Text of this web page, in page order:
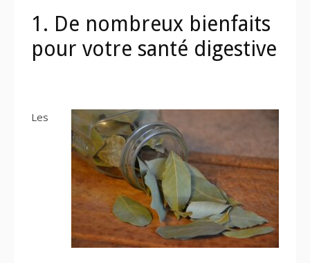
1. De nombreux bienfaits
pour votre santé digestive
Les